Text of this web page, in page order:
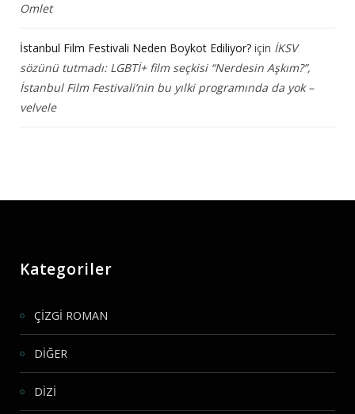
Omlet
İstanbul Film Festivali Neden Boykot Ediliyor? için İKSV
sözünü tutmadı: LGBTİ+ film seçkisi “Nerdesin Aşkım?”,
İstanbul Film Festivali’nin bu yılki programında da yok –
velvele
Kategoriler
ÇİZGİ ROMAN
DİĞER
DİZİ